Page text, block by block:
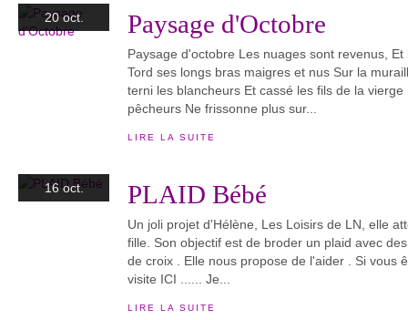
20 oct. Paysage d'Octobre
Paysage d'octobre Les nuages sont revenus,
Tord ses longs bras maigres et nus Sur la
terni les blancheurs Et cassé les fils de la
pêcheurs Ne frissonne plus sur...
LIRE LA SUITE
16 oct. PLAID Bébé
Un joli projet d'Hélène, Les Loisirs de LN, elle
fille. Son objectif est de broder un plaid avec
de croix . Elle nous propose de l'aider . Si vous
visite ICI ...... Je...
LIRE LA SUITE